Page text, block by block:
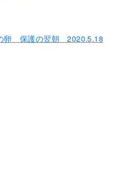
卵 保護の翌朝 2020.5.18